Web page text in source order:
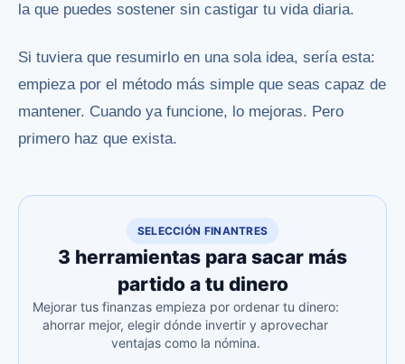
la que puedes sostener sin castigar tu vida diaria.
Si tuviera que resumirlo en una sola idea, sería esta:
empieza por el método más simple que seas capaz de
mantener. Cuando ya funcione, lo mejoras. Pero
primero haz que exista.
SELECCIÓN FINANTRES
3 herramientas para sacar más
partido a tu dinero
Mejorar tus finanzas empieza por ordenar tu dinero:
ahorrar mejor, elegir dónde invertir y aprovechar
ventajas como la nómina.